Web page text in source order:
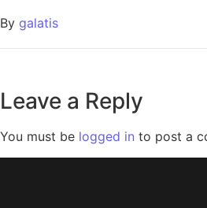
By galatis
Leave a Reply
You must be logged in to post a